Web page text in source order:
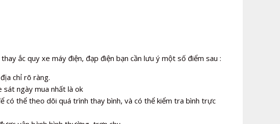
ắc quy xe máy điện, đạp điện bạn cần lưu ý một số điểm sau :
chỉ rõ ràng.
sát ngày mua nhất là ok
có thể theo dõi quá trình thay bình, và có thể kiểm tra bình trực